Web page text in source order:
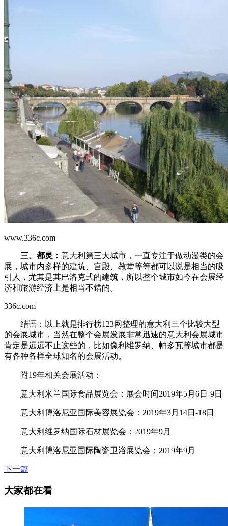
www.336c.com
三、都灵： 意大利第三大城市，一直专注于做动漫类的会
展，城市内多样的建筑、宫殿、教堂等等都可以说是相当的吸
引人，尤其是其巴洛克式的建筑，所以整个城市如今在会展经
济和旅游经济上是相当不错的。
336c.com
结语：以上就是排行榜123网整理的意大利三个比较大型
的会展城市，当然在整个会展发展非常迅速的意大利会展城市
肯定是远远不止这些的，比如像利维罗纳、帕多瓦等城市都是
有各种各样全球知名的会展活动。
附19年相关会展活动：
意大利米兰国际食品展览会：展会时间2019年5月6日-9日
意大利博洛尼亚国际美容展览会：2019年3月14日-18日
意大利维罗纳国际石材展览会：2019年9月
意大利博洛尼亚国际陶瓷卫浴展览会：2019年9月
下一篇
大家都在看